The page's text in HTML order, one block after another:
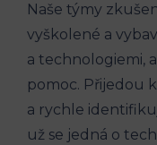
Naše týmy
vyškolené a
a technologiemi,
pomoc. Přijedou
a rychle
už se jedná o